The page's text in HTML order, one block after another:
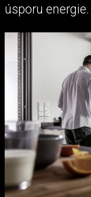
úsporu energie.